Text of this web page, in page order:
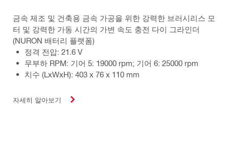
금속 제조 및 건축용 금속 가공을 위한 강력한 브러시리스 모
터 및 강력한 가동 시간의 가변 속도 충전 다이 그라인더
(NURON 배터리 플랫폼)
정격 전압: 21.6 V
무부하 RPM: 기어 5: 19000 rpm; 기어 6: 25000 rpm
치수 (LxWxH): 403 x 76 x 110 mm
자세히 알아보기